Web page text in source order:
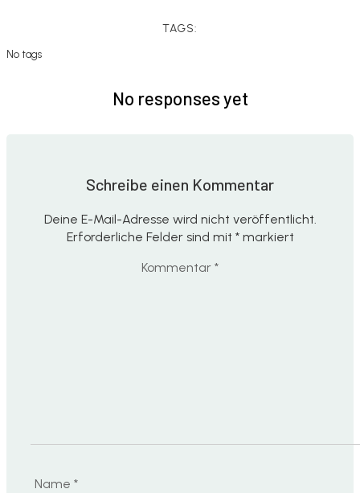
TAGS:
No tags
No responses yet
Schreibe einen Kommentar
Deine E-Mail-Adresse wird nicht veröffentlicht.
Erforderliche Felder sind mit *markiert
Kommentar *
Name *